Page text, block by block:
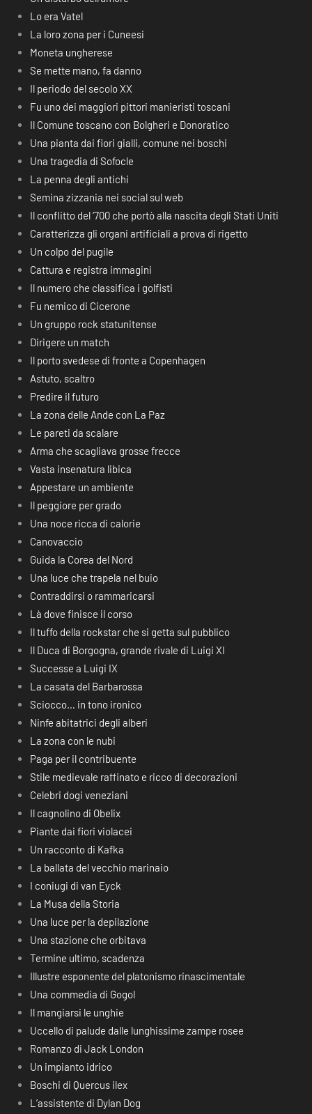
Lo era Vatel
La loro zona per i Cuneesi
Moneta ungherese
Se mette mano, fa danno
Il periodo del secolo XX
Fu uno dei maggiori pittori manieristi toscani
Il Comune toscano con Bolgheri e Donoratico
Una pianta dai fiori gialli, comune nei boschi
Una tragedia di Sofocle
La penna degli antichi
Semina zizzania nei social sul web
Il conflitto del ‘700 che portò alla nascita degli Stati Uniti
Caratterizza gli organi artificiali a prova di rigetto
Un colpo del pugile
Cattura e registra immagini
Il numero che classifica i golfisti
Fu nemico di Cicerone
Un gruppo rock statunitense
Dirigere un match
Il porto svedese di fronte a Copenhagen
Astuto, scaltro
Predire il futuro
La zona delle Ande con La Paz
Le pareti da scalare
Arma che scagliava grosse frecce
Vasta insenatura libica
Appestare un ambiente
Il peggiore per grado
Una noce ricca di calorie
Canovaccio
Guida la Corea del Nord
Una luce che trapela nel buio
Contraddirsi o rammaricarsi
Là dove finisce il corso
Il tuffo della rockstar che si getta sul pubblico
Il Duca di Borgogna, grande rivale di Luigi XI
Successe a Luigi IX
La casata del Barbarossa
Sciocco… in tono ironico
Ninfe abitatrici degli alberi
La zona con le nubi
Paga per il contribuente
Stile medievale raffinato e ricco di decorazioni
Celebri dogi veneziani
Il cagnolino di Obelix
Piante dai fiori violacei
Un racconto di Kafka
La ballata del vecchio marinaio
I coniugi di van Eyck
La Musa della Storia
Una luce per la depilazione
Una stazione che orbitava
Termine ultimo, scadenza
Illustre esponente del platonismo rinascimentale
Una commedia di Gogol
Il mangiarsi le unghie
Uccello di palude dalle lunghissime zampe rosee
Romanzo di Jack London
Un impianto idrico
Boschi di Quercus ilex
L’assistente di Dylan Dog